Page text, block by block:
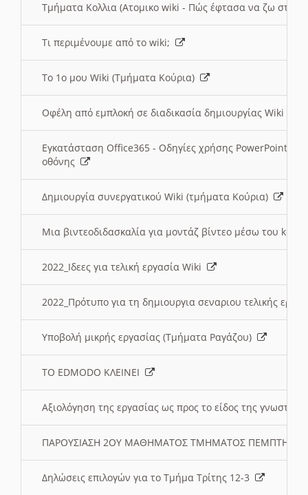
Τμήματα Κολλια (Ατομικο wiki - Πώς έφτασα να ζω στην
Τι περιμένουμε από το wiki;
Το 1ο μου Wiki (Τμήματα Κούρια)
Οφέλη από εμπλοκή σε διαδικασία δημιουργίας Wiki
Εγκατάσταση Office365 - Οδηγίες χρήσης PowerPoint
οθόνης
Δημιουργία συνεργατικού Wiki (τμήματα Κούρια)
Μια βιντεοδιδασκαλία για μοντάζ βίντεο μέσω του
2022_Ιδεες για τελική εργασία Wiki
2022_Πρότυπο για τη δημιουργια σεναριου τελικής
Υποβολή μικρής εργασίας (Τμήματα Ραγάζου)
ΤΟ EDMODO ΚΛΕΙΝΕΙ
Αξιολόγηση της εργασίας ως προς το είδος της
ΠΑΡΟΥΣΙΑΣΗ 2ΟΥ ΜΑΘΗΜΑΤΟΣ ΤΜΗΜΑΤΟΣ
Δηλώσεις επιλογών για το Τμήμα Τρίτης 12-3